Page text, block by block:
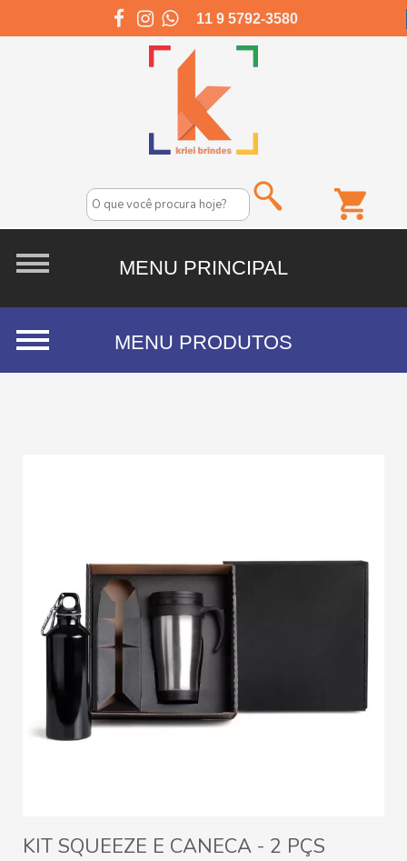
11 9 5792-3580
KIT SQUEEZE E CANECA - 2 PÇS